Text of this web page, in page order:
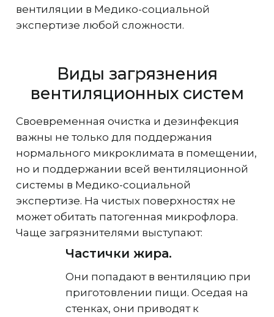
вентиляции в Медико-социальной
экспертизе любой сложности.
Виды загрязнения
вентиляционных систем
Своевременная очистка и дезинфекция
важны не только для поддержания
нормального микроклимата в помещении,
но и поддержании всей вентиляционной
системы в Медико-социальной
экспертизе. На чистых поверхностях не
может обитать патогенная микрофлора.
Чаще загрязнителями выступают:
Частички жира.
Они попадают в вентиляцию при
приготовлении пищи. Оседая на
стенках, они приводят к